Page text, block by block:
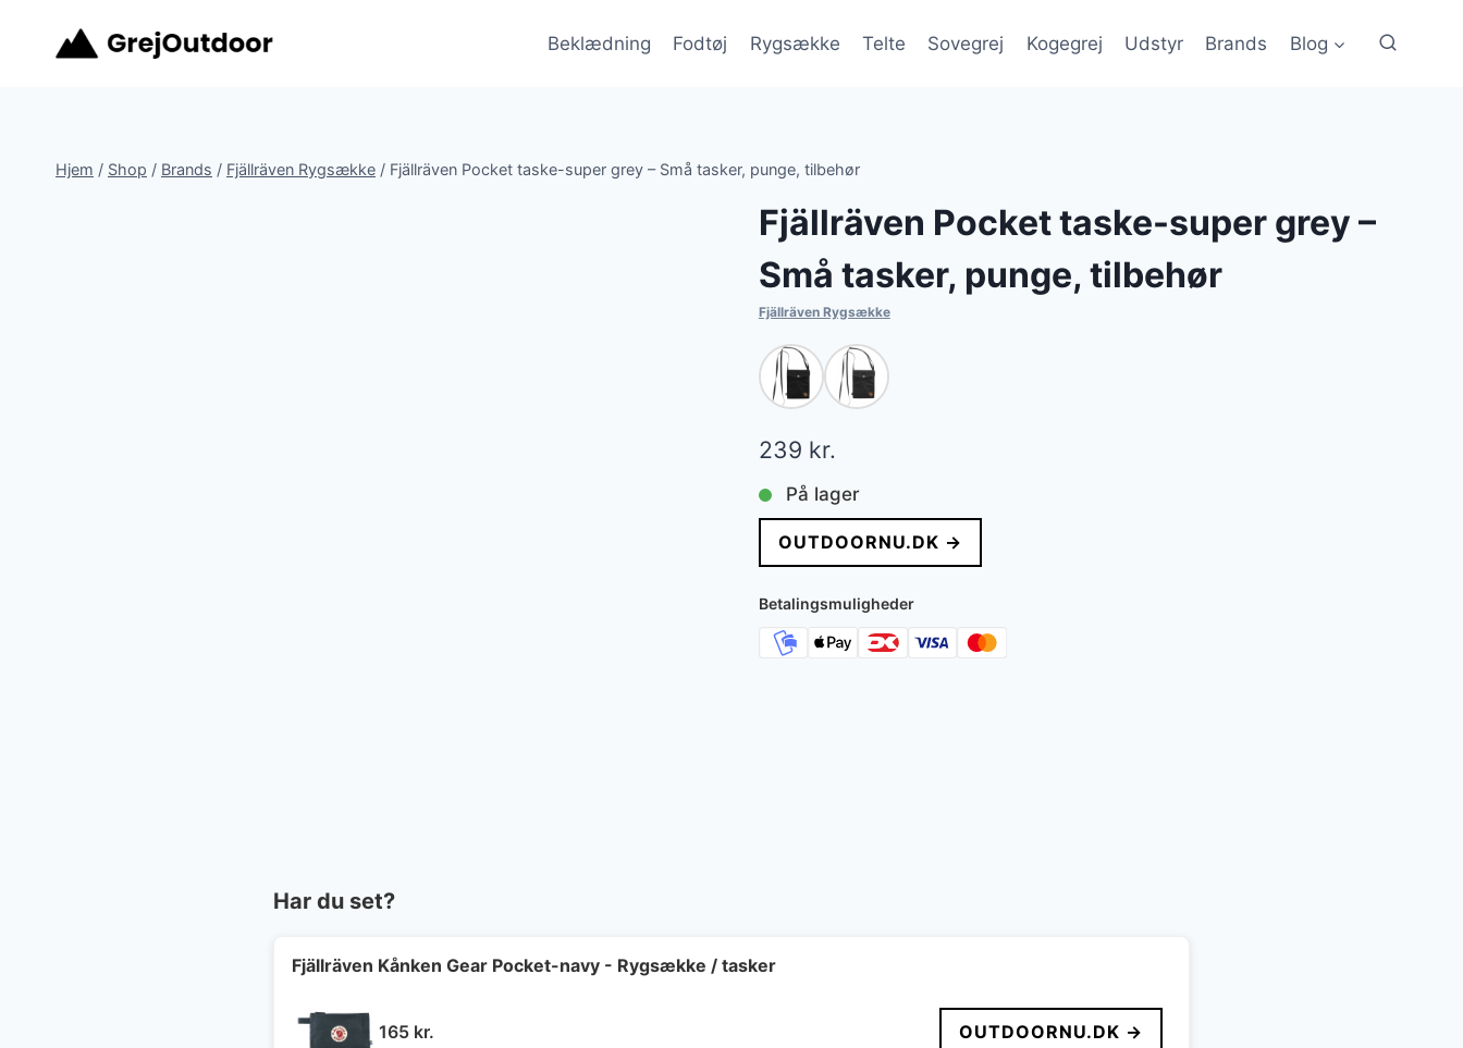
Beklædning Fodtøj Rygsække Telte Sovegrej Kogegrej Udstyr Brands Blog
Hjem / Shop / Brands / Fjällräven Rygsække / Fjällräven Pocket taske-super grey – Små tasker, punge, tilbehør
Fjällräven Pocket taske-super grey –
Små tasker, punge, tilbehør
Fjällräven Rygsække
239 kr.
På lager
OUTDOORNU.DK →
Betalingsmuligheder
Har du set?
Fjällräven Kånken Gear Pocket-navy - Rygsække / tasker
165 kr. OUTDOORNU.DK →